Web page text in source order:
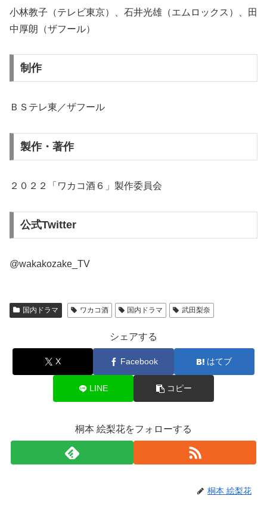
小林教子（テレビ東京）、石井光雄（エムロックス）、田
中厚朗（ザフール）
制作
ＢＳテレ東／ザフール
製作・著作
２０２２「ワカコ酒６」製作委員会
公式Twitter
@wakakozake_TV
国内ドラマ ワカコ酒 国内ドラマ 武田梨奈
シェアする
X Facebook はてブ
LINE コピー
桐本 絵梨花をフォローする
桐本 絵梨花